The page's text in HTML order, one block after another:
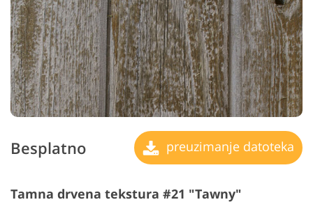
Besplatno preuzimanje datoteka
Tamna drvena tekstura #21 "Tawny"